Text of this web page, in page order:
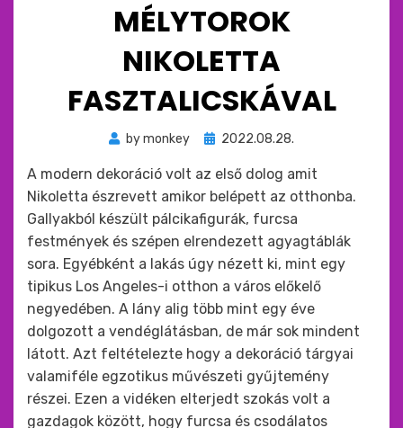
MÉLYTOROK
NIKOLETTA
FASZTALICSKÁVAL
bymonkey
Beküldve
:
2022.08.28.
A modern dekoráció volt az első dolog amit
Nikoletta észrevett amikor belépett az otthonba.
Gallyakból készült pálcikafigurák, furcsa
festmények és szépen elrendezett agyagtáblák
sora. Egyébként a lakás úgy nézett ki, mint egy
tipikus Los Angeles-i otthon a város előkelő
negyedében. A lány alig több mint egy éve
dolgozott a vendéglátásban, de már sok mindent
látott. Azt feltételezte hogy a dekoráció tárgyai
valamiféle egzotikus művészeti gyűjtemény
részei. Ezen a vidéken elterjedt szokás volt a
gazdagok között, hogy furcsa és csodálatos